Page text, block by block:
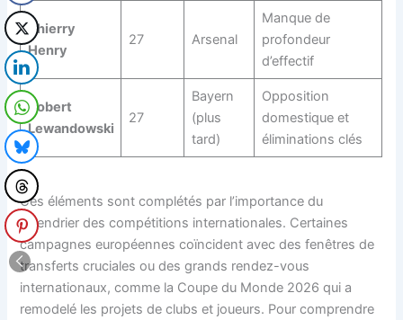
Thierry
Henry
27 Arsenal
Manque de
profondeur
d’effectif
Robert
Lewandowski
27
Bayern
(plus
tard)
Opposition
domestique et
éliminations clés
Ces éléments sont complétés par l’importance du
calendrier des compétitions internationales. Certaines
campagnes européennes coïncident avec des fenêtres de
transferts cruciales ou des grands rendez-vous
internationaux, comme la Coupe du Monde 2026 qui a
remodelé les projets de clubs et joueurs. Pour comprendre